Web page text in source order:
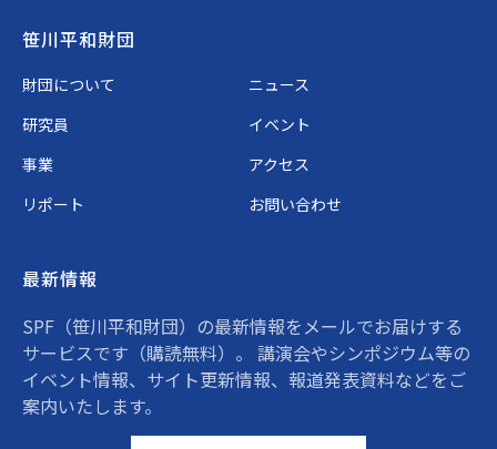
Footer
笹川平和財団
財団について
ニュース
研究員
イベント
事業
アクセス
リポート
お問い合わせ
最新情報
SPF（笹川平和財団）の最新情報をメールでお届けする
サービスです（購読無料）。 講演会やシンポジウム等の
イベント情報、サイト更新情報、報道発表資料などをご
案内いたします。